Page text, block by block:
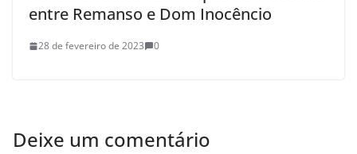
entre Remanso e Dom Inocêncio
28 de fevereiro de 2023 0
Deixe um comentário